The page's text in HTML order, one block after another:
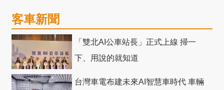
客車新聞
「雙北AI公車站長」正式上線 掃一
下、用說的就知道
台灣車電布建未來AI智慧車時代 車輛